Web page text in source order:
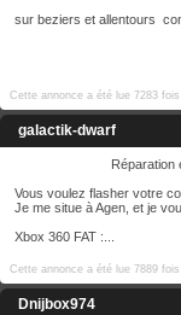
sur beziers et allentours
Cette annonce a été lue 7283 fois
galactik-dwarf
Réparation
Vous voulez flasher votre
Je me situe à Agen, et je
Xbox 360 FAT :...
Cette annonce a été lue 7889 fois
Dnijbox974